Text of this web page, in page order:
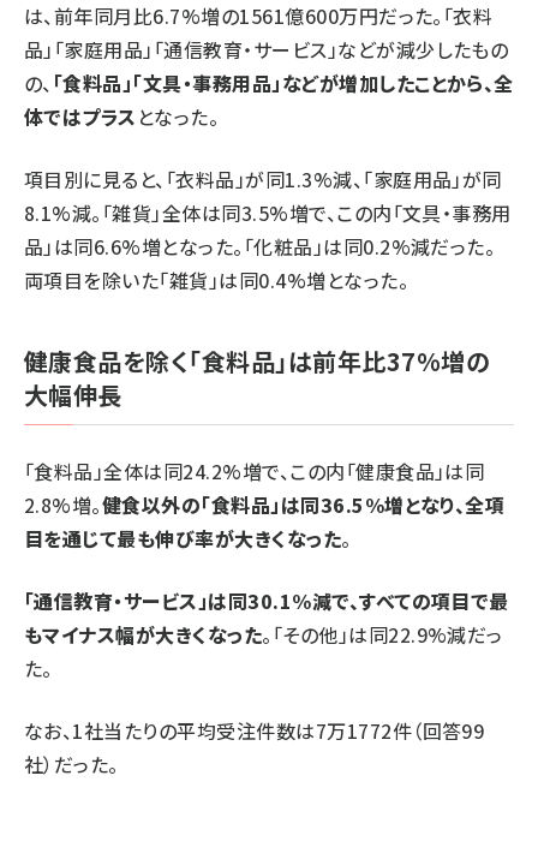
は、前年同月比6.7%増の1561億600万円だった。「衣料
品」「家庭用品」「通信教育・サービス」などが減少したもの
の、 「食料品」「文具・事務用品」などが増加したことから、全
体ではプラス となった。
項目別に見ると、「衣料品」が同1.3%減、「家庭用品」が同
8.1%減。「雑貨」全体は同3.5%増で、この内「文具・事務用
品」は同6.6%増となった。「化粧品」は同0.2%減だった。
両項目を除いた「雑貨」は同0.4%増となった。
健康食品を除く「食料品」は前年比37%増の
大幅伸長
「食料品」全体は同24.2%増で、この内「健康食品」は同
2.8%増。健食以外の「食料品」は同36.5%増となり、全項
目を通じて最も伸び率が大きくなった。
「通信教育・サービス」は同30.1%減で、すべての項目で最
もマイナス幅が大きくなった。「その他」は同22.9%減だっ
た。
なお、1社当たりの平均受注件数は7万1772件（回答99
社）だった。